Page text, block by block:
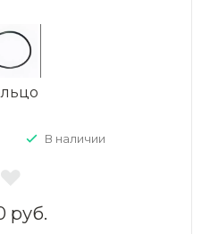
В наличии
руб.